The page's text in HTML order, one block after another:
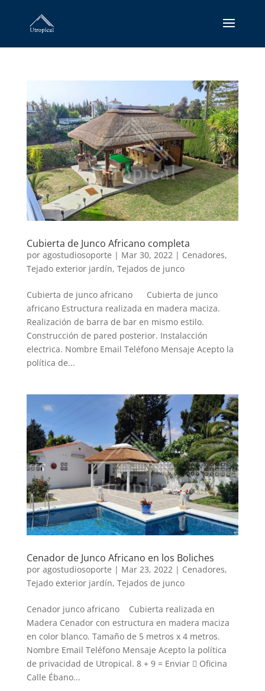
Cubierta de Junco Africano completa
por agostudiosoporte | Mar 30, 2022| Cenadores,
Tejado exterior jardín, Tejados de junco
Cubierta de junco africano Cubierta de junco
africano Estructura realizada en madera maciza.
Realización de barra de bar en mismo estilo.
Construcción de pared posterior. Instalacción
electrica. Nombre Email Teléfono Mensaje Acepto la
política de...
Cenador de Junco Africano en los Boliches
por agostudiosoporte | Mar 23, 2022| Cenadores,
Tejado exterior jardín, Tejados de junco
Cenador junco africano Cubierta realizada en
Madera Cenador con estructura en madera maciza
en color blanco. Tamaño de 5 metros x 4 metros.
Nombre Email Teléfono Mensaje Acepto la política
de privacidad de Utropical. 8 + 9 = Enviar  Oficina
Calle Ébano...